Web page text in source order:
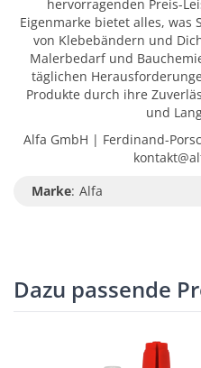
hervorragenden Preis-
Eigenmarke bietet alles, was
von Klebebändern und
Malerbedarf und
täglichen
Produkte durch ihre
und
Alfa GmbH | Ferdinand-
Marke: Alfa
Dazu passende